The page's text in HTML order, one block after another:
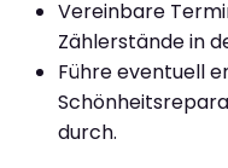
Vereinbare
Zählerstände in
Führe eventuell
durch.